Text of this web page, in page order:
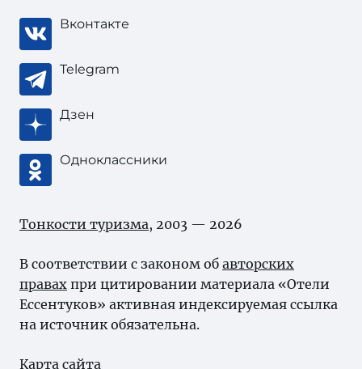
Вконтакте
Telegram
Дзен
Одноклассники
Тонкости туризма, 2003 — 2026
В соответствии с законом об авторских
правах при цитировании материала «Отели
Ессентуков» активная индексируемая ссылка
на источник обязательна.
Карта сайта